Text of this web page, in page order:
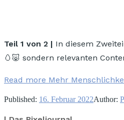
Teil 1 von 2 | In diesem
🥚🐷 sondern relevanten
Read more Mehr
Published: 16. Februar 2022Author: